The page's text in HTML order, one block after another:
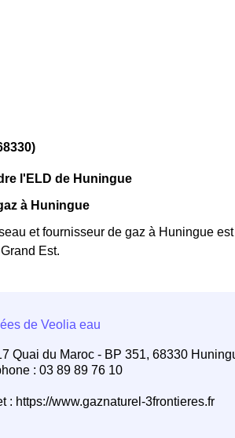
l'ELD de Huningue
à Huningue
et fournisseur de gaz à Huningue est
Est.